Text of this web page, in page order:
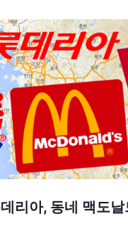
리아, 동네 맥도